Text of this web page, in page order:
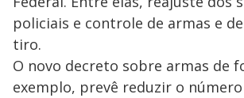
policiais e controle de armas e
tiro.
O novo decreto sobre armas de
exemplo, prevê reduzir o